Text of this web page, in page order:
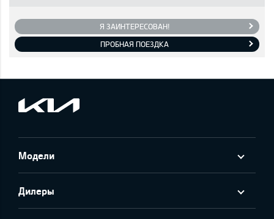
Я ЗАИНТЕРЕСОВАН!
ПРОБНАЯ ПОЕЗДКА
Модели
Дилеры